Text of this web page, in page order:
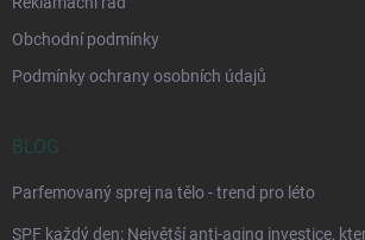
Obchodní podmínky
Podmínky ochrany osobních údajů
BLOG
Parfemovaný sprej na tělo - trend pro léto
SPF každý den: Největší anti-aging investice,